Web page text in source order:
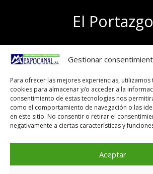
Gestionar
Para ofrecer las mejores experiencias,
cookies para almacenar y/o acceder a la
consentimiento de estas tecnologías nos
como el comportamiento de navegación o las
en este sitio. No consentir o retirar el
negativamente a ciertas características y
Aceptar
El Portazgo
Polígono el Portazgo, nave
50011 Zaragoza
Tel 976 24 96 83
Aviso Legal
Política de cookies